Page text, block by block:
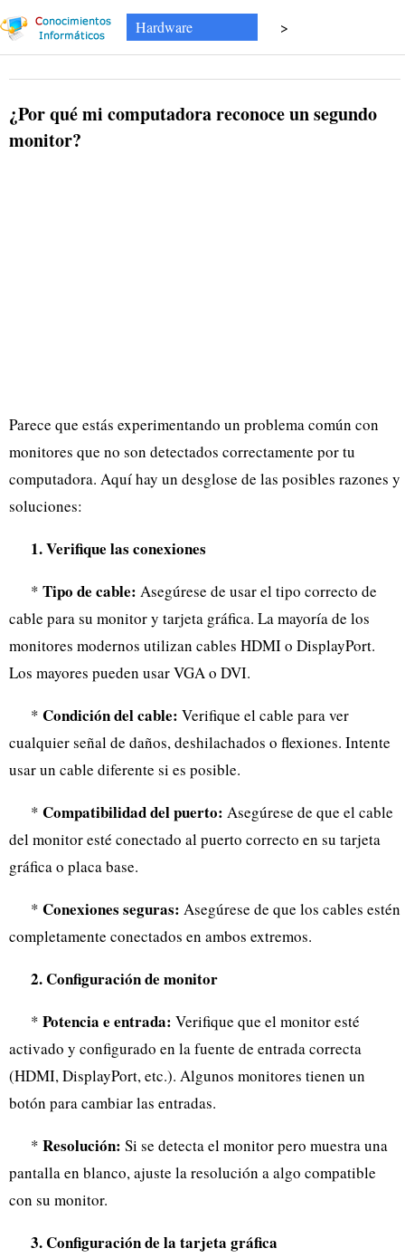
Hardware >
¿Por qué mi computadora reconoce un segundo
monitor?
Parece que estás experimentando un problema común con
monitores que no son detectados correctamente por tu
computadora. Aquí hay un desglose de las posibles razones y
soluciones:
1. Verifique las conexiones
* Tipo de cable: Asegúrese de usar el tipo correcto de
cable para su monitor y tarjeta gráfica. La mayoría de los
monitores modernos utilizan cables HDMI o DisplayPort.
Los mayores pueden usar VGA o DVI.
* Condición del cable: Verifique el cable para ver
cualquier señal de daños, deshilachados o flexiones. Intente
usar un cable diferente si es posible.
* Compatibilidad del puerto: Asegúrese de que el cable
del monitor esté conectado al puerto correcto en su tarjeta
gráfica o placa base.
* Conexiones seguras: Asegúrese de que los cables estén
completamente conectados en ambos extremos.
2. Configuración de monitor
* Potencia e entrada: Verifique que el monitor esté
activado y configurado en la fuente de entrada correcta
(HDMI, DisplayPort, etc.). Algunos monitores tienen un
botón para cambiar las entradas.
* Resolución: Si se detecta el monitor pero muestra una
pantalla en blanco, ajuste la resolución a algo compatible
con su monitor.
3. Configuración de la tarjeta gráfica